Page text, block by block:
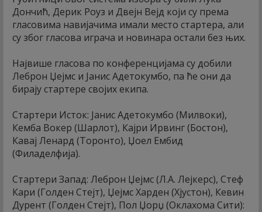
Дончић, Дерик Роуз и Двејн Вејд који су према
гласовима навијачима имали место стартера, али
су због гласова играча и новинара остали без њих.
Највише гласова по конференцијама су добили
Леброн Џејмс и Јанис Адетокумбо, па ће они да
бирају стартере својих екипа.
Стартери Исток: Јанис Адетокумбо (Милвоки),
Кемба Вокер (Шарлот), Кајри Ирвинг (Бостон),
Кавај Ленард (Торонто), Џоел Ембид
(Филаделфија).
Стартери Запад: Леброн Џејмс (Л.А. Лејкерс), Стеф
Кари (Голден Стејт), Џејмс Харден (Хјустон), Кевин
Дурент (Голден Стејт), Пол Џорџ (Оклахома Сити):